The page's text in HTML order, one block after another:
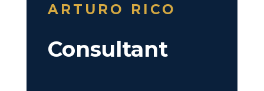
ARTURO RICO
Consultant